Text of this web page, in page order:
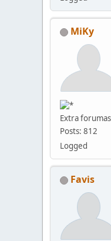
MiKy
Extra forumas
Posts: 812
Logged
Favis